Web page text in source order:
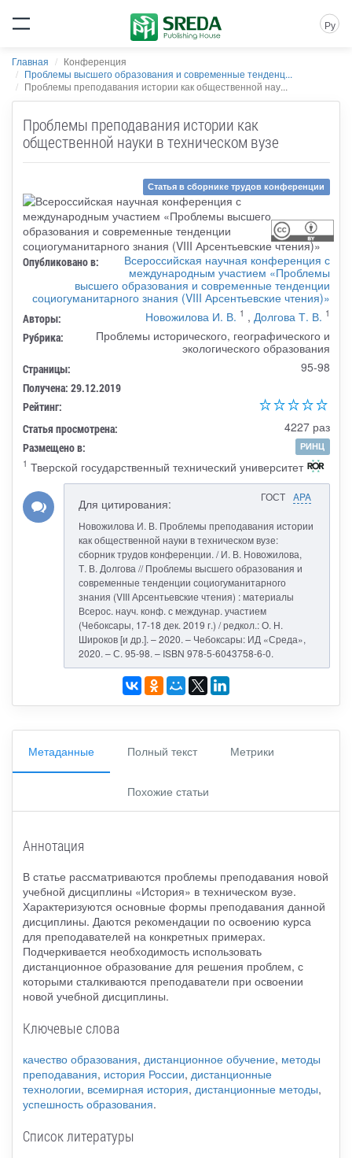
Ру
Главная
Конференция
Проблемы высшего образования и современные тенденц...
Проблемы преподавания истории как общественной нау...
Проблемы преподавания истории как
общественной науки в техническом вузе
Статья в сборнике трудов конференции
Опубликовано в:
Всероссийская научная конференция с
международным участием «Проблемы
высшего образования и современные тенденции
социогуманитарного знания (VIII Арсентьевские чтения)»
Авторы: Новожилова И. В. 1 , Долгова Т. В. 1
Рубрика:
Проблемы исторического, географического и
экологического образования
Страницы: 95-98
Получена: 29.12.2019
Рейтинг:
Статья просмотрена:
4227 раз
Размещено в:
РИНЦ
1 Тверской государственный технический университет
ГОСТ APA
Для цитирования:
Новожилова И. В. Проблемы преподавания истории
как общественной науки в техническом вузе:
сборник трудов конференции. / И. В. Новожилова,
Т. В. Долгова // Проблемы высшего образования и
современные тенденции социогуманитарного
знания (VIII Арсентьевские чтения) : материалы
Всерос. науч. конф. с междунар. участием
(Чебоксары, 17-18 дек. 2019 г.) / редкол.: О. Н.
Широков [и др.]. – 2020. – Чебоксары: ИД «Среда»,
2020. – С. 95-98. – ISBN 978-5-6043758-6-0.
Метаданные Полный текст Метрики
Похожие статьи
Аннотация
В статье рассматриваются проблемы преподавания новой
учебной дисциплины «История» в техническом вузе.
Характеризуются основные формы преподавания данной
дисциплины. Даются рекомендации по освоению курса
для преподавателей на конкретных примерах.
Подчеркивается необходимость использовать
дистанционное образование для решения проблем, с
которыми сталкиваются преподаватели при освоении
новой учебной дисциплины.
Ключевые слова
качество образования, дистанционное обучение, методы
преподавания, история России, дистанционные
технологии, всемирная история, дистанционные методы,
успешность образования.
Список литературы